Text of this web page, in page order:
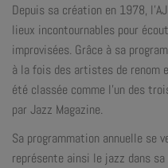
Depuis sa création en 1978,
lieux incontournables pour
improvisées. Grâce à sa
à la fois des artistes de renom
été classée comme l’un des
par Jazz Magazine.
Sa programmation annuelle se
représente ainsi le jazz dans